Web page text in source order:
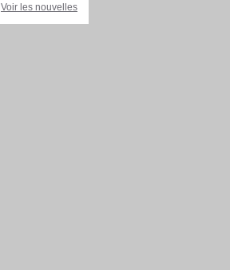
Voir les nouvelles